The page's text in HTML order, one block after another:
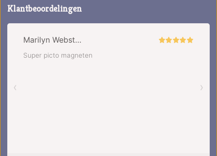
Klantbeoordelingen